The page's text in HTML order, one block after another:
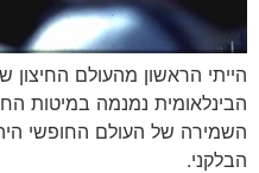
הייתי הראשון מהעולם
הבינלאומית נמנמה במיטות
השמירה של העולם החופשי
הבלקני.